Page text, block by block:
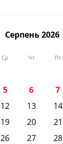
Серпень 2026
Ср Чт Пт
5 6 7
12 13 14
19 20 21
26 27 28